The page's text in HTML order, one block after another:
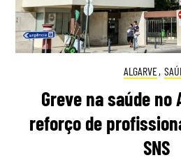
ALGARVE,
Greve na saúde no
reforço de
SNS